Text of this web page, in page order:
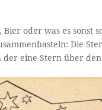
oder was es sonst
Die
eine Stern über